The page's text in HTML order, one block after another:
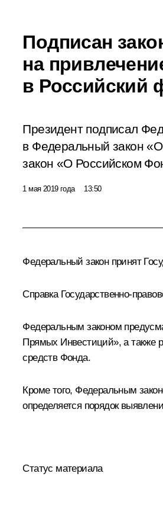
Подписан
на
в Российский
Президент подписал
в Федеральный закон
закон «О Российском
1 мая 2019 года 13:50
Федеральный закон принят
Справка Государственно-
Федеральным законом
Прямых Инвестиций», а также
средств Фонда.
Кроме того, Федеральным
определяется порядок
Статус материала